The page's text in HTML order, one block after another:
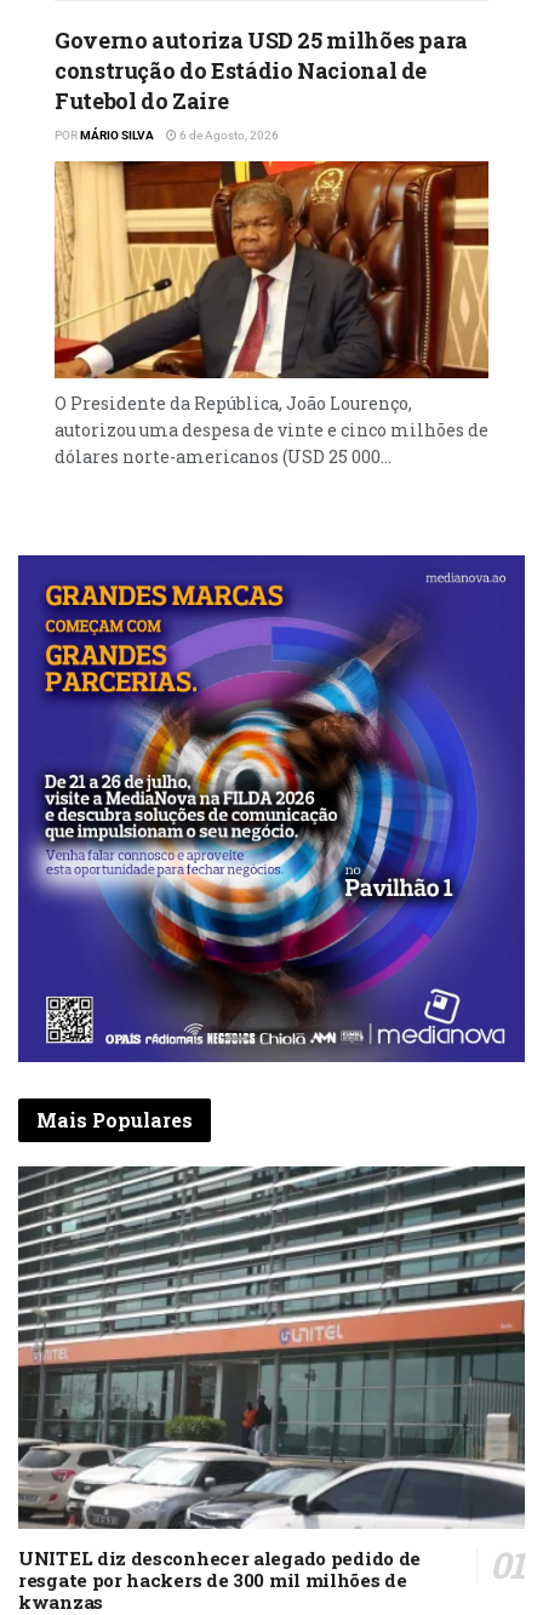
Governo autoriza USD 25 milhões para
construção do Estádio Nacional de
Futebol do Zaire
PORMÁRIO SILVA 6 de Agosto, 2026
O Presidente da República, João Lourenço,
autorizou uma despesa de vinte e cinco milhões de
dólares norte-americanos (USD 25 000...
Mais Populares
UNITEL diz desconhecer alegado pedido de
resgate por hackers de 300 mil milhões de
kwanzas